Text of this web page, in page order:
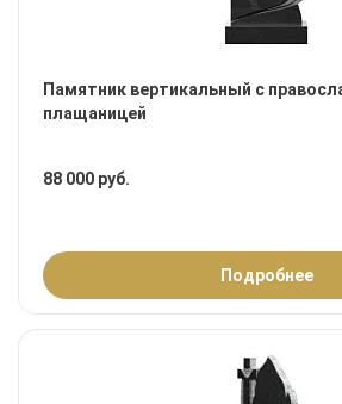
Памятник вертикальный с
плащаницей
88 000 руб.
Подробнее